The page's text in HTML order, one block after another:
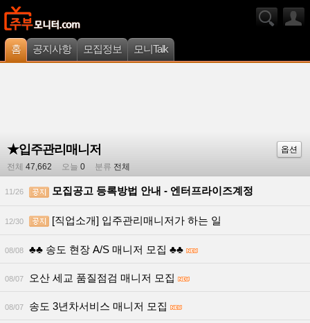
홈 공지사항 모집정보 모니Talk
★입주관리매니저
옵션
전체 47,662 오늘 0 분류 전체
11/26 모집공고 등록방법 안내 - 엔터프라이즈계정
12/30 [직업소개] 입주관리매니저가 하는 일
08/08 ♣♣ 송도 현장 A/S 매니저 모집 ♣♣
08/07 오산 세교 품질점검 매니저 모집
08/07 송도 3년차서비스 매니저 모집